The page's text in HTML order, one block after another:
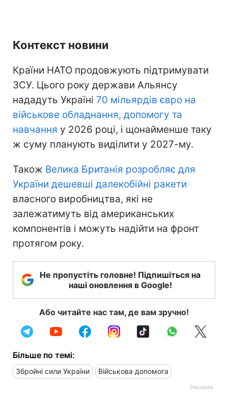
Контекст новини
Країни НАТО продовжують підтримувати
ЗСУ. Цього року держави Альянсу
нададуть Україні 70 мільярдів євро на
військове обладнання, допомогу та
навчання у 2026 році, і щонайменше таку
ж суму планують виділити у 2027-му.
Також Велика Британія розробляє для
України дешевші далекобійні ракети
власного виробництва, які не
залежатимуть від американських
компонентів і можуть надійти на фронт
протягом року.
Не пропустіть головне! Підпишіться на
наші оновлення в Google!
Або читайте нас там, де вам зручно!
Більше по темі:
Збройні сили України Військова допомога